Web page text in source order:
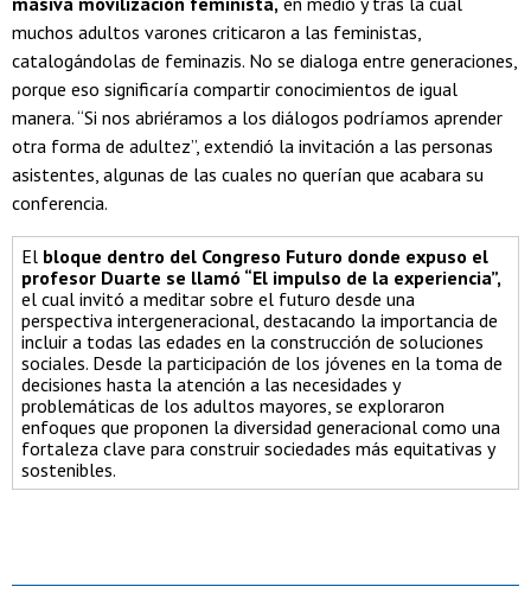
muchos adultos varones criticaron a las feministas,
catalogándolas de feminazis. No se dialoga entre generaciones,
porque eso significaría compartir conocimientos de igual
manera. “Si nos abriéramos a los diálogos podríamos aprender
otra forma de adultez”, extendió la invitación a las personas
asistentes, algunas de las cuales no querían que acabara su
conferencia.
El bloque dentro del Congreso Futuro donde expuso el
profesor Duarte se llamó “El impulso de la experiencia”,
el cual invitó a meditar sobre el futuro desde una
perspectiva intergeneracional, destacando la importancia de
incluir a todas las edades en la construcción de soluciones
sociales. Desde la participación de los jóvenes en la toma de
decisiones hasta la atención a las necesidades y
problemáticas de los adultos mayores, se exploraron
enfoques que proponen la diversidad generacional como una
fortaleza clave para construir sociedades más equitativas y
sostenibles.